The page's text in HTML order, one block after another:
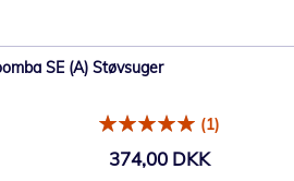
SE (A) Støvsuger
(1)
374,00 DKK